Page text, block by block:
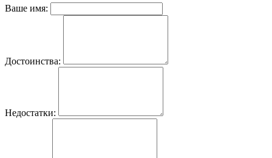
Ваше имя:
Достоинства:
Недостатки: